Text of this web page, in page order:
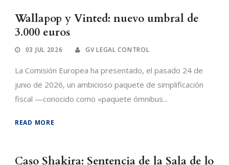
Wallapop y Vinted: nuevo umbral de
3.000 euros
03 JUL 2026 GV LEGAL CONTROL
La Comisión Europea ha presentado, el pasado 24 de
junio de 2026, un ambicioso paquete de simplificación
fiscal —conocido como «paquete ómnibus...
READ MORE
Caso Shakira: Sentencia de la Sala de lo